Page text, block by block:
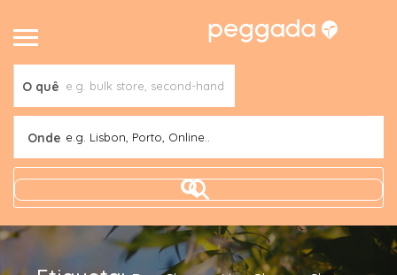
O quê
Onde e.g. Lisbon, Porto, Online..